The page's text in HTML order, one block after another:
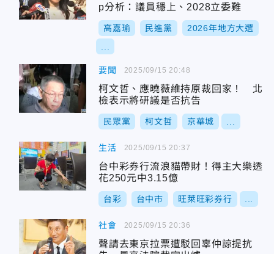
p分析：議員穩上、2028立委難
高嘉瑜 民進黨 2026年地方大選
要聞
柯文哲、應曉薇維持原裁回家！ 北
檢表示將研議是否抗告
民眾黨 柯文哲 京華城
2025/09/15 20:48
生活
台中彩券行流浪貓帶財！得主大樂透
花250元中3.15億
台彩 台中市 旺萊旺彩券行
2025/09/15 20:37
社會
聲請去東京拉票遭駁回辜仲諒提抗
2025/09/15 20:36